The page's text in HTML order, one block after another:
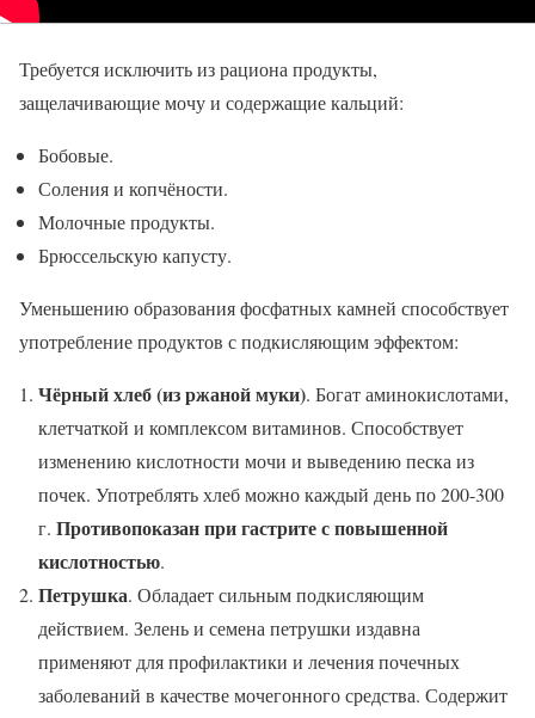
Требуется исключить из рациона продукты,
защелачивающие мочу и содержащие кальций:
Бобовые.
Соления и копчёности.
Молочные продукты.
Брюссельскую капусту.
Уменьшению образования фосфатных камней способствует
употребление продуктов с подкисляющим эффектом:
Чёрный хлеб (из ржаной муки). Богат аминокислотами,
клетчаткой и комплексом витаминов. Способствует
изменению кислотности мочи и выведению песка из
почек. Употреблять хлеб можно каждый день по 200-300
г. Противопоказан при гастрите с повышенной
кислотностью.
Петрушка. Обладает сильным подкисляющим
действием. Зелень и семена петрушки издавна
применяют для профилактики и лечения почечных
заболеваний в качестве мочегонного средства. Содержит